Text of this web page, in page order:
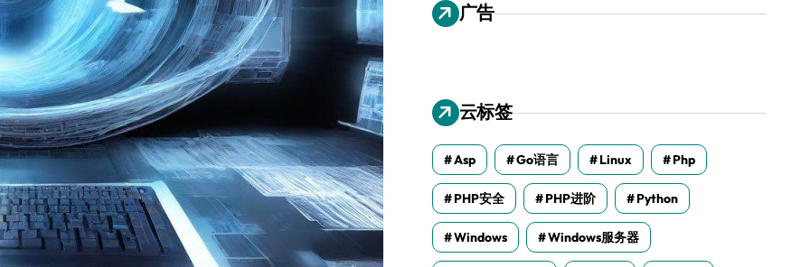
广告
云标签
Asp Go语言 Linux Php
PHP安全 PHP进阶 Python
Windows Windows服务器